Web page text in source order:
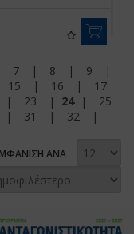
7 | 8 | 9
|
15 | 16 |
17
| 23 | 24|
25
| 31 | 32
|
ΑΝΑ